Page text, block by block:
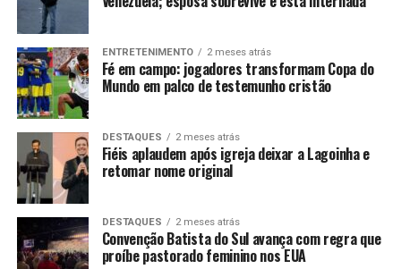
ENTRETENIMENTO 2 meses atrás
Fé em campo: jogadores transformam Copa do
Mundo em palco de testemunho cristão
DESTAQUES 2 meses atrás
Fiéis aplaudem após igreja deixar a Lagoinha e
retomar nome original
DESTAQUES 2 meses atrás
Convenção Batista do Sul avança com regra que
proíbe pastorado feminino nos EUA